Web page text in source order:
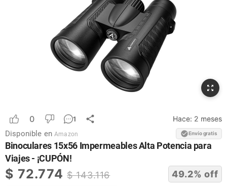
0 1 Hace: 2 meses
Disponible en Amazon Envío gratis
Binoculares 15x56 Impermeables Alta Potencia para
Viajes - ¡CUPÓN!
$ 72.774 $143.116 49.2% off